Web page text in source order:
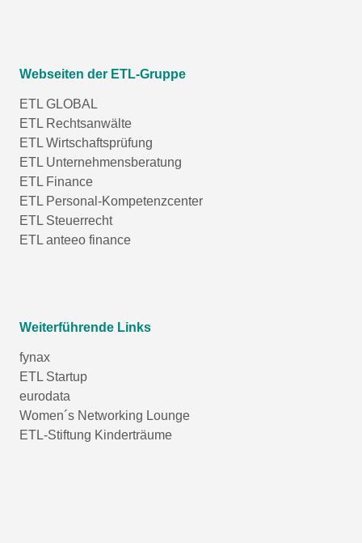
Webseiten der ETL-Gruppe
ETL GLOBAL
ETL Rechtsanwälte
ETL Wirtschaftsprüfung
ETL Unternehmensberatung
ETL Finance
ETL Personal-Kompetenzcenter
ETL Steuerrecht
ETL anteeo finance
Weiterführende Links
fynax
ETL Startup
eurodata
Women´s Networking Lounge
ETL-Stiftung Kinderträume